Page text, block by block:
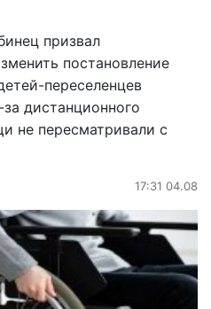
призвал
постановление
переселенцев
дистанционного
не пересматривали с
17:31 04.08